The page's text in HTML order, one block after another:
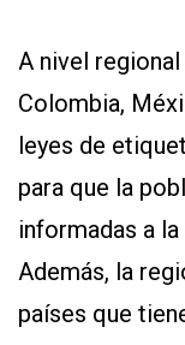
A nivel
Colombia,
leyes de
para que la
informadas a
Además, la
países que